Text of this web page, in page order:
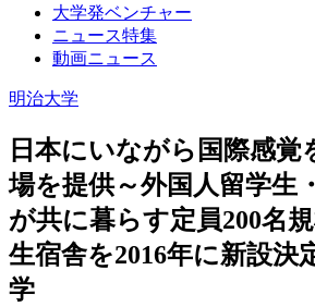
大学発ベンチャー
ニュース特集
動画ニュース
明治大学
日本にいながら国際感覚
場を提供～外国人留学生
が共に暮らす定員200名
生宿舎を2016年に新設
学